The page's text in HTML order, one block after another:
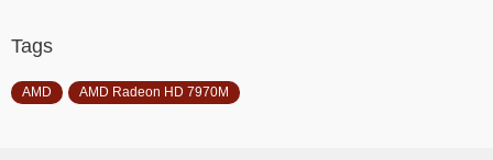
Tags
AMD AMD Radeon HD 7970M